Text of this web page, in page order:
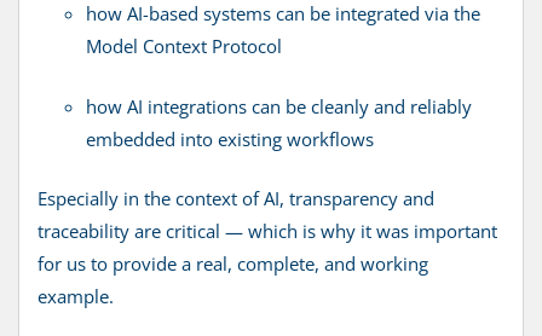
how AI-based systems can be integrated via the
Model Context Protocol
how AI integrations can be cleanly and reliably
embedded into existing workflows
Especially in the context of AI, transparency and
traceability are critical — which is why it was important
for us to provide a real, complete, and working
example.